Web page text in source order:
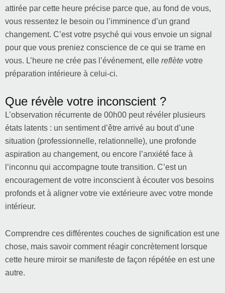
attirée par cette heure précise parce que, au fond de vous,
vous ressentez le besoin ou l’imminence d’un grand
changement. C’est votre psyché qui vous envoie un signal
pour que vous preniez conscience de ce qui se trame en
vous. L’heure ne crée pas l’événement, elle reflète votre
préparation intérieure à celui-ci.
Que révèle votre inconscient ?
L’observation récurrente de 00h00 peut révéler plusieurs
états latents : un sentiment d’être arrivé au bout d’une
situation (professionnelle, relationnelle), une profonde
aspiration au changement, ou encore l’anxiété face à
l’inconnu qui accompagne toute transition. C’est un
encouragement de votre inconscient à écouter vos besoins
profonds et à aligner votre vie extérieure avec votre monde
intérieur.
Comprendre ces différentes couches de signification est une
chose, mais savoir comment réagir concrètement lorsque
cette heure miroir se manifeste de façon répétée en est une
autre.